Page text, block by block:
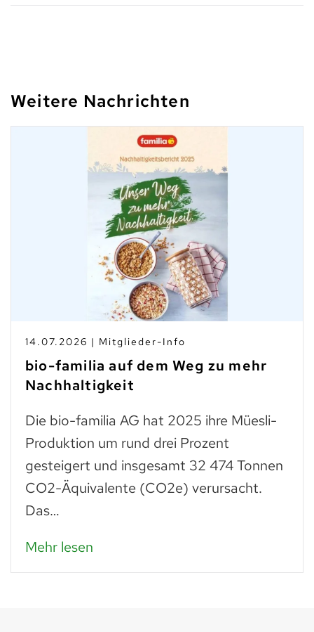
Weitere Nachrichten
14.07.2026 | Mitglieder-Info
bio-familia auf dem Weg zu mehr
Nachhaltigkeit
Die bio-familia AG hat 2025 ihre Müesli-
Produktion um rund drei Prozent
gesteigert und insgesamt 32 474 Tonnen
CO2-Äquivalente (CO2e) verursacht.
Das…
Mehr lesen